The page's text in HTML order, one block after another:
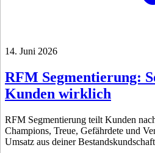
14. Juni 2026
RFM Segmentierung:
Kunden wirklich
RFM Segmentierung teilt Kunden
Champions, Treue, Gefährdete und
Umsatz aus deiner